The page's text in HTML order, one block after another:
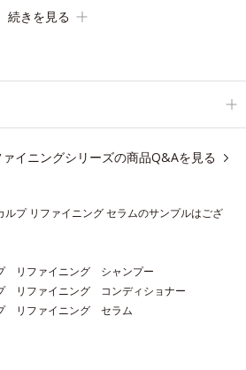
ンドボタニカルエキス(*2)」を配合。艶
れのこと *2 保湿成分
の方にアレルギーが起こらないということで
しながら汚れをスッキリ洗い流して、
すボリュームアップシャンプーです。
続きを見る
イニングシリーズの商品Q&Aを見る
プ リファイニング セラムのサンプルはござ
リファイニング シャンプー
リファイニング コンディショナー
リファイニング セラム